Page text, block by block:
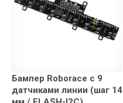
Бампер Roborace с 9
датчиками линии (шаг 14